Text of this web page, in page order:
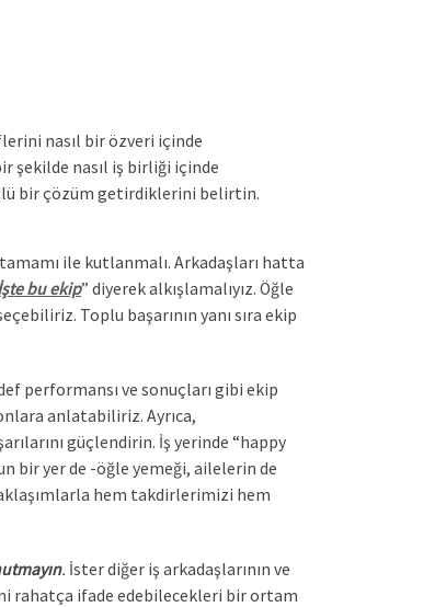
nasıl bir özveri içinde
şekilde nasıl iş birliği içinde
bir çözüm getirdiklerini belirtin.
ile kutlanmalı. Arkadaşları hatta
bu ekip” diyerek alkışlamalıyız. Öğle
Toplu başarının yanı sıra ekip
performansı ve sonuçları gibi ekip
anlatabiliriz. Ayrıca,
güçlendirin. İş yerinde “happy
bir yer de -öğle yemeği, ailelerin de
hem takdirlerimizi hem
. İster diğer iş arkadaşlarının ve
rahatça ifade edebilecekleri bir ortam